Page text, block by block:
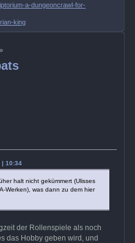
a-dungeoncrawl-for-
king
| 10:34
halt nicht gekümmert (Ulisses
Werken), was dann zu dem hier
der Rollenspiele als noch
das Hobby geben wird, und